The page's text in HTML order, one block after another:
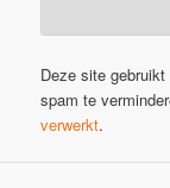
Deze site
spam te
verwerkt.